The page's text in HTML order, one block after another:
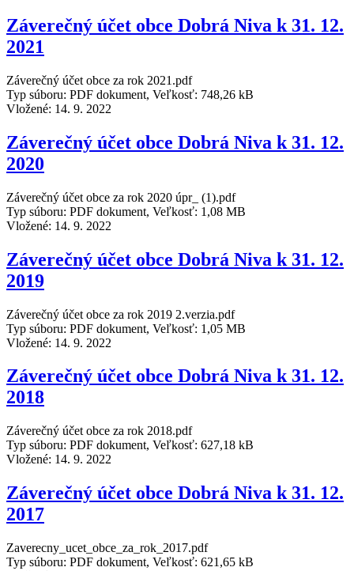
Záverečný účet obce Dobrá Niva k 31. 12.
2021
Záverečný účet obce za rok 2021.pdf
Typ súboru: PDF dokument, Veľkosť: 748,26 kB
Vložené: 14. 9. 2022
Záverečný účet obce Dobrá Niva k 31. 12.
2020
Záverečný účet obce za rok 2020 úpr_ (1).pdf
Typ súboru: PDF dokument, Veľkosť: 1,08 MB
Vložené: 14. 9. 2022
Záverečný účet obce Dobrá Niva k 31. 12.
2019
Záverečný účet obce za rok 2019 2.verzia.pdf
Typ súboru: PDF dokument, Veľkosť: 1,05 MB
Vložené: 14. 9. 2022
Záverečný účet obce Dobrá Niva k 31. 12.
2018
Záverečný účet obce za rok 2018.pdf
Typ súboru: PDF dokument, Veľkosť: 627,18 kB
Vložené: 14. 9. 2022
Záverečný účet obce Dobrá Niva k 31. 12.
2017
Zaverecny_ucet_obce_za_rok_2017.pdf
Typ súboru: PDF dokument, Veľkosť: 621,65 kB